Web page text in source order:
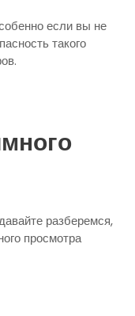
если вы не
такого
разберемся,
просмотра